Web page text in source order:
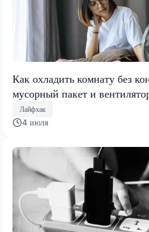
Как охладить комнату без
мусорный пакет и
Лайфхак
4 июля